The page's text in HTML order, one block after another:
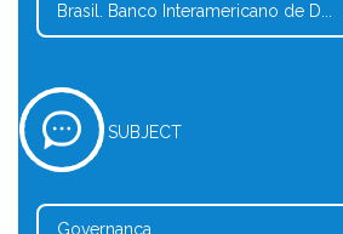
Brasil. Banco Interamericano de D...
SUBJECT
Governança